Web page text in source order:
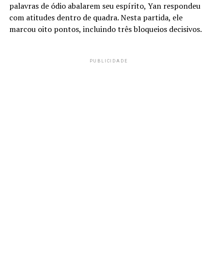
palavras de ódio abalarem seu espírito, Yan respondeu
com atitudes dentro de quadra. Nesta partida, ele
marcou oito pontos, incluindo três bloqueios decisivos.
PUBLICIDADE